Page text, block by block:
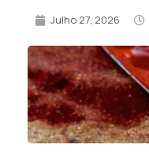
Julho 27, 2026